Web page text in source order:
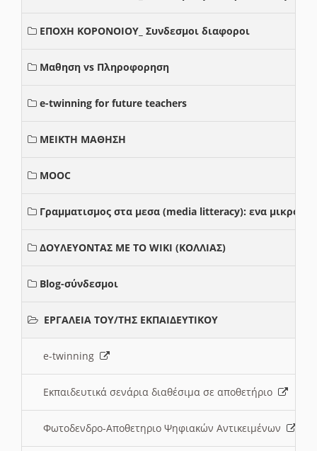
ΕΠΟΧΗ ΚΟΡΟΝΟΙΟΥ_ Συνδεσμοι διαφοροι
Μαθηση vs Πληροφορηση
e-twinning for future teachers
ΜΕΙΚΤΗ ΜΑΘΗΣΗ
MOOC
Γραμματισμος στα μεσα (media litteracy): ενα μικρο
ΔΟΥΛΕΥΟΝΤΑΣ ΜΕ ΤΟ WIKI (ΚΟΛΛΙΑΣ)
Blog-σύνδεσμοι
ΕΡΓΑΛΕΙΑ ΤΟΥ/ΤΗΣ ΕΚΠΑΙΔΕΥΤΙΚΟΥ
e-twinning
Εκπαιδευτικά σενάρια διαθέσιμα σε αποθετήριο
Φωτοδενδρο-Αποθετηριο Ψηφιακών Αντικειμένων